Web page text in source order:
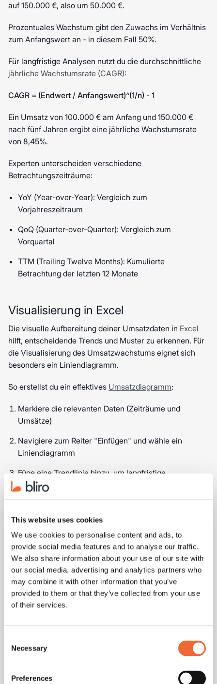
This website uses cookies
We use cookies to personalise content and ads, to
provide social media features and to analyse our traffic.
We also share information about your use of our site with
our social media, advertising and analytics partners who
may combine it with other information that you’ve
provided to them or that they’ve collected from your use
of their services.
Selection
Necessary
Preferences
auf 150.000 €, also um 50.000 €.
Prozentuales Wachstum gibt den Zuwachs im Verhältnis
zum Anfangswert an - in diesem Fall 50%.
Für langfristige Analysen nutzt du die durchschnittliche
jährliche Wachstumsrate (CAGR):
CAGR = (Endwert / Anfangswert)^(1/n) - 1
Ein Umsatz von 100.000 € am Anfang und 150.000 €
nach fünf Jahren ergibt eine jährliche Wachstumsrate
von 8,45%.
Experten unterscheiden verschiedene
Betrachtungszeiträume:
YoY (Year-over-Year): Vergleich zum
Vorjahreszeitraum
QoQ (Quarter-over-Quarter): Vergleich zum
Vorquartal
TTM (Trailing Twelve Months): Kumulierte
Betrachtung der letzten 12 Monate
Visualisierung in Excel
Die visuelle Aufbereitung deiner Umsatzdaten in Excel
hilft, entscheidende Trends und Muster zu erkennen. Für
die Visualisierung des Umsatzwachstums eignet sich
besonders ein Liniendiagramm.
So erstellst du ein effektives Umsatzdiagramm:
Markiere die relevanten Daten (Zeiträume und
Umsätze)
Navigiere zum Reiter "Einfügen" und wähle ein
Liniendiagramm
Füge eine Trendlinie hinzu, um langfristige
Entwicklungen zu verdeutlichen
Excel Power Query ermöglicht die Kombination externer
Umsatzdaten mit internen Daten für ein umfassendes
Bild. Besonders aufschlussreich ist die Darstellung eines
Zielkorridors, der Ist-Wert und angestrebten Bereich
visualisiert.
Bliro erfasst und wertet alle diese Daten in Echtzeit aus.
Das Tool analysiert Kundengespräche und identifiziert